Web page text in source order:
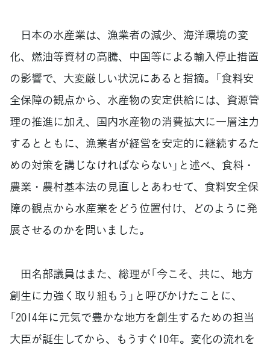
日本の水産業は、漁業者の減少、海洋環境の変
化、燃油等資材の高騰、中国等による輸入停止措置
の影響で、大変厳しい状況にあると指摘。「食料安
全保障の観点から、水産物の安定供給には、資源管
理の推進に加え、国内水産物の消費拡大に一層注力
するとともに、漁業者が経営を安定的に継続するた
めの対策を講じなければならない」と述べ、食料・
農業・農村基本法の見直しとあわせて、食料安全保
障の観点から水産業をどう位置付け、どのように発
展させるのかを問いました。
田名部議員はまた、総理が「今こそ、共に、地方
創生に力強く取り組もう」と呼びかけたことに、
「2014年に元気で豊かな地方を創生するための担当
大臣が誕生してから、もうすぐ10年。変化の流れを